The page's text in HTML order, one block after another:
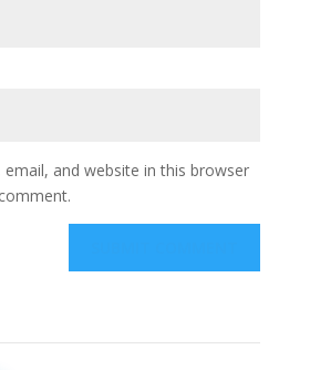
email, and website in this browser